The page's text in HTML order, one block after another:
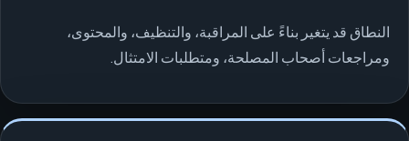
النطاق قد يتغير بناءً على المراقبة، والتنظيف، والمحتوى،
ومراجعات أصحاب المصلحة، ومتطلبات الامتثال.